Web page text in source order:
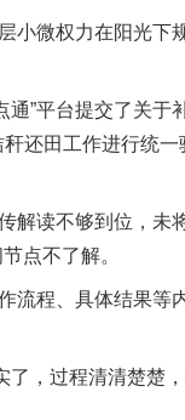
微权力在阳光下
”平台提交了关于
还田工作进行统一
读不够到位，未将
点不了解。
流程、具体结果等
，过程清清楚楚